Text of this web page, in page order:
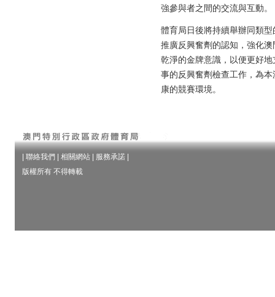
強參與者之間的交流與互動。
體育局日後將持續舉辦同類
推廣反興奮劑的認知，強化
乾淨的金牌意識，以便更好
事的反興奮劑檢查工作，為
康的競賽環境。
聯絡我們 相關網站 服務承諾
版權所有 不得轉載